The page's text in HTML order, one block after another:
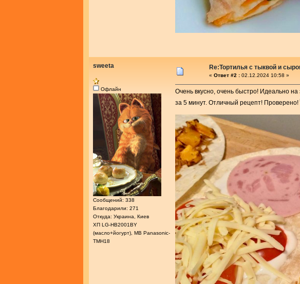
sweeta
Офлайн
Сообщений: 338
Благодарили: 271
Откуда: Украина, Киев
ХП LG-HB2001BY
(масло+йогурт), МВ Panasonic-
ТМН18
Re:Тортилья с тыквой и
« Ответ #2 : 02.12.2024 10:58 »
Очень вкусно, очень быстро! Идеально на
за 5 минут. Отличный рецепт! Проверено!